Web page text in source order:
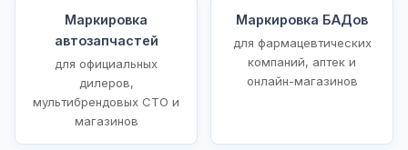
Маркировка
автозапчастей
для официальных
дилеров,
мультибрендовых СТО и
магазинов
Маркировка БАДов
для фармацевтических
компаний, аптек и
онлайн-магазинов